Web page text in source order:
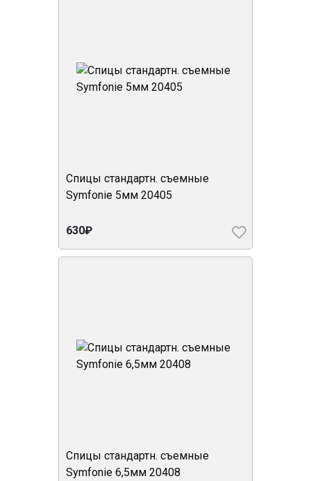
Спицы стандартн. съемные
Symfonie 5мм 20405
630₽
Спицы стандартн. съемные
Symfonie 6,5мм 20408